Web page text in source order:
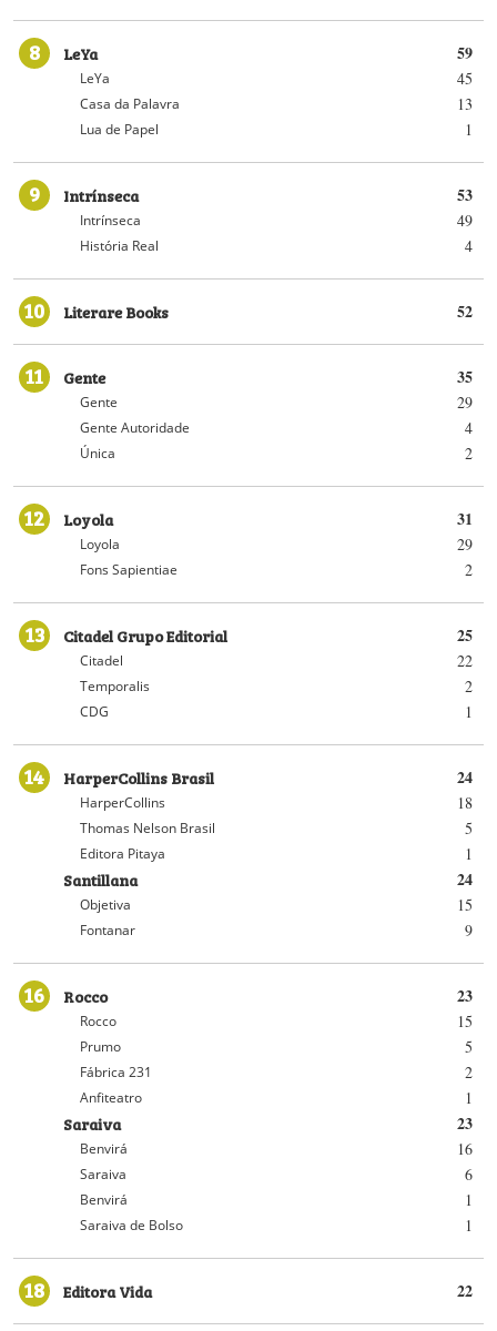
8 59
LeYa
45
LeYa
13
Casa da Palavra
1
Lua de Papel
9 53
Intrínseca
49
Intrínseca
4
História Real
10 52
Literare Books
11 35
Gente
29
Gente
4
Gente Autoridade
2
Única
12 31
Loyola
29
Loyola
2
Fons Sapientiae
13 25
Citadel Grupo Editorial
22
Citadel
2
Temporalis
1
CDG
14 24
HarperCollins Brasil
18
HarperCollins
5
Thomas Nelson Brasil
1
Editora Pitaya
24
Santillana
15
Objetiva
9
Fontanar
16 23
Rocco
15
Rocco
5
Prumo
2
Fábrica 231
1
Anfiteatro
23
Saraiva
16
Benvirá
6
Saraiva
1
Benvirá
1
Saraiva de Bolso
18 22
Editora Vida